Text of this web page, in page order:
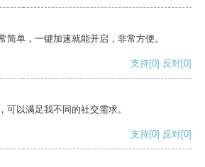
简单，一键加速就能开启，非常方便。
支持[0] 反对[0]
可以满足我不同的社交需求。
支持[0] 反对[0]